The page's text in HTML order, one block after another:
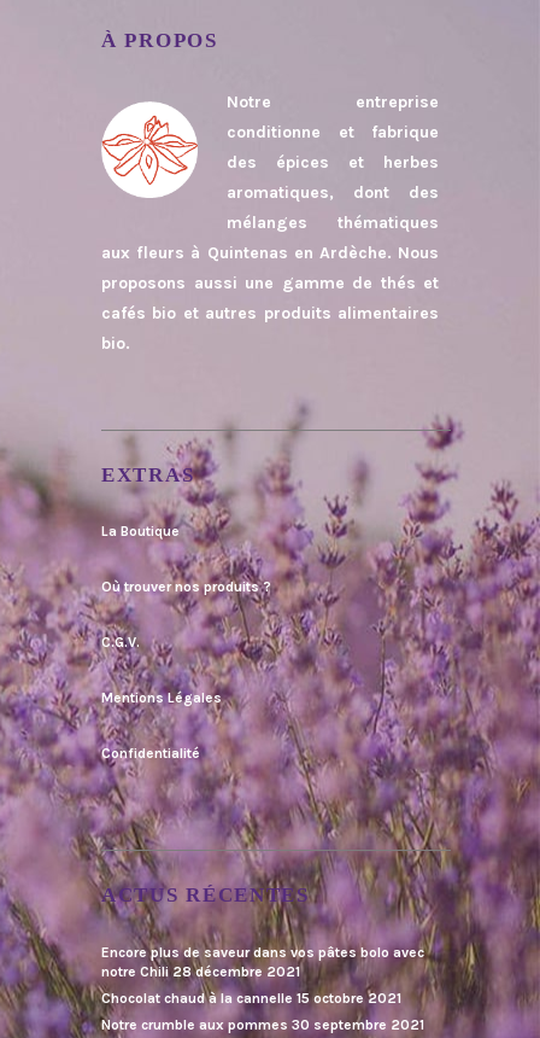
À PROPOS
Notre entreprise
conditionne et fabrique
des épices et herbes
aromatiques, dont des
mélanges thématiques
aux fleurs à Quintenas en Ardèche. Nous
proposons aussi une gamme de thés et
cafés bio et autres produits alimentaires
bio.
EXTRAS
La Boutique
Où trouver nos produits ?
C.G.V.
Mentions Légales
Confidentialité
ACTUS RÉCENTES
Encore plus de saveur dans vos pâtes bolo avec
notre Chili 28 décembre 2021
Chocolat chaud à la cannelle 15 octobre 2021
Notre crumble aux pommes 30 septembre 2021